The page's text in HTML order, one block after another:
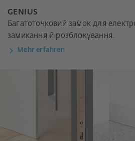
GENIUS
Багатоточковий замок для
замикання й розблокування.
Mehr erfahren